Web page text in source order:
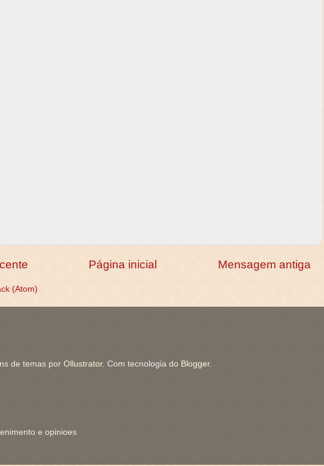
Mensagem antiga
Página inicial
(Atom)
de temas por Ollustrator. Com tecnologia do Blogger.
e opinioes